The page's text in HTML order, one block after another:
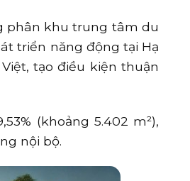
phân khu trung tâm du
triển năng động tại Hạ
tạo điều kiện thuận
(khoảng 5.402 m²),
nội bộ.